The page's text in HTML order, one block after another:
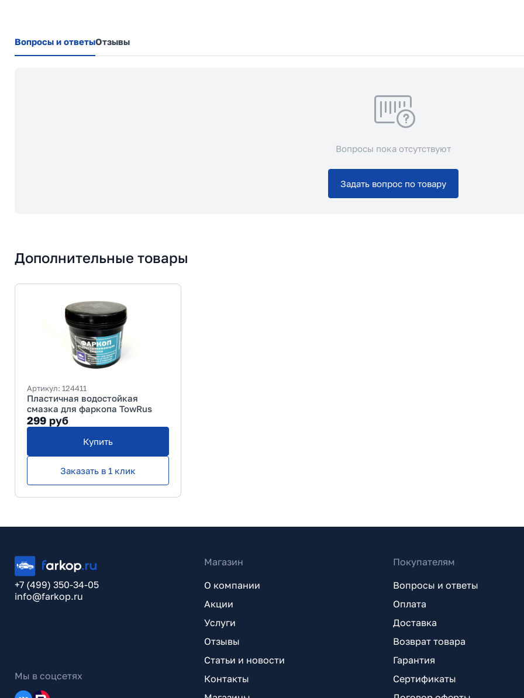
Вопросы и ответыОтзывы
Вопросы пока отсутствуют
Задать вопрос по товару
Дополнительные товары
Артикул: 124411
Пластичная водостойкая
смазка для фаркопа TowRus
299 руб
Купить
Заказать в 1 клик
+7 (499) 350-34-05
info@farkop.ru
Мы в соцсетях
Магазин
О компании
Акции
Услуги
Отзывы
Статьи и новости
Контакты
Покупателям
Вопросы и ответы
Оплата
Доставка
Возврат товара
Гарантия
Сертификаты